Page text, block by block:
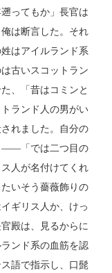
ってもか」長官は
は断言した。それ
はアイルランド系
古いスコットラン
、「昔はコミンと
ランド人の男がい
れました。自分の
――「では二つ目の
人が名付けてくれ
いそう薔薇飾りの
ギリス人か、けっ
殿は、見るからに
ンド系の血筋を認
語で指示し、口髭